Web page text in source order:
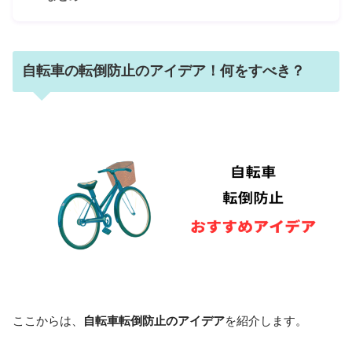
自転車の転倒防止のアイデア！何をすべき？
ここからは、 自転車転倒防止のアイデアを紹介します。